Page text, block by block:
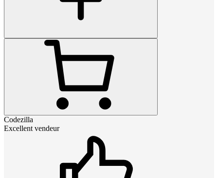
Codezilla
Excellent vendeur